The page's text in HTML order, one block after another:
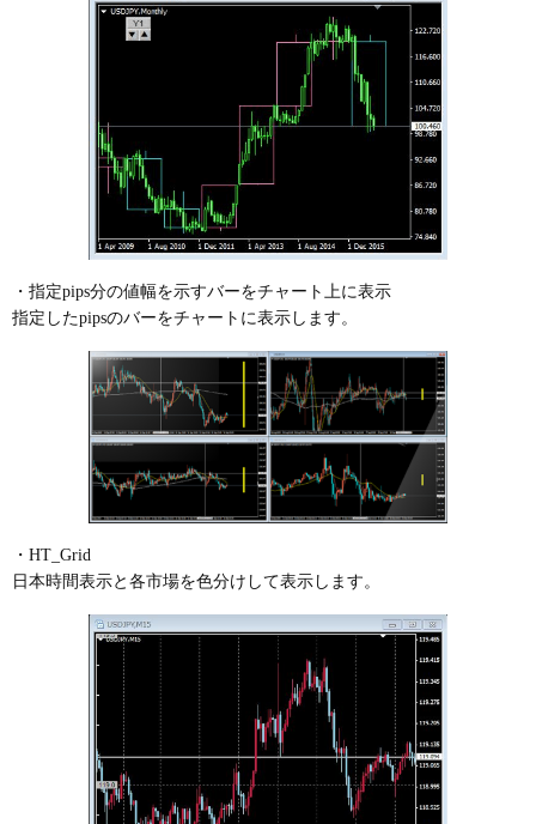
・指定pips分の値幅を示すバーをチャート上に表示
指定したpipsのバーをチャートに表示します。
・HT_Grid
日本時間表示と各市場を色分けして表示します。